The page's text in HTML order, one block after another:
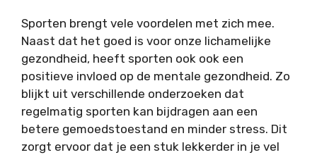
Sporten brengt vele voordelen met zich mee.
Naast dat het goed is voor onze lichamelijke
gezondheid, heeft sporten ook ook een
positieve invloed op de mentale gezondheid. Zo
blijkt uit verschillende onderzoeken dat
regelmatig sporten kan bijdragen aan een
betere gemoedstoestand en minder stress. Dit
zorgt ervoor dat je een stuk lekkerder in je vel